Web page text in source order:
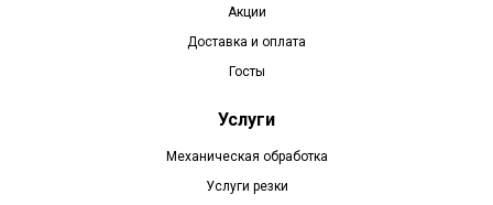
Акции
Доставка и оплата
Госты
Услуги
Механическая обработка
Услуги резки